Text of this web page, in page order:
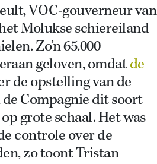
VOC-gouverneur van
Molukse schiereiland
Zo’n 65.000
geloven, omdatde
de opstelling van de
Compagnie dit soort
grote schaal. Het was
controle over de
zo toont Tristan